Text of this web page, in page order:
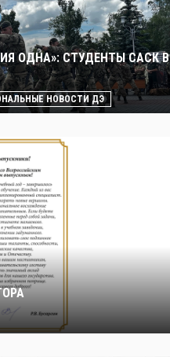
ОДНА»: СТУДЕНТЫ САСК В
НОВОСТИ ДЭ